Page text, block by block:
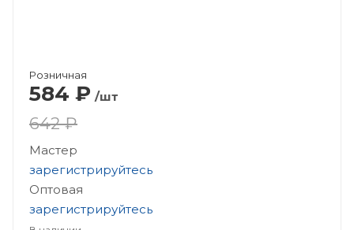
Розничная
584 ₽ /шт
642 ₽
Мастер
зарегистрируйтесь
Оптовая
зарегистрируйтесь